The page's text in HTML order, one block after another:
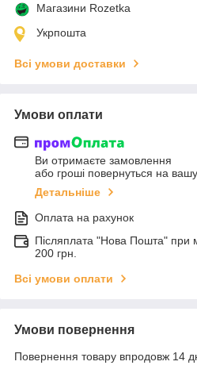
Магазини Rozetka
Укрпошта
Всі умови доставки
Умови оплати
Ви отримаєте замовлення
або гроші повернуться на
Детальніше
Оплата на рахунок
Післяплата "Нова Пошта" при
200 грн.
Всі умови оплати
Умови повернення
Повернення товару впродовж 14